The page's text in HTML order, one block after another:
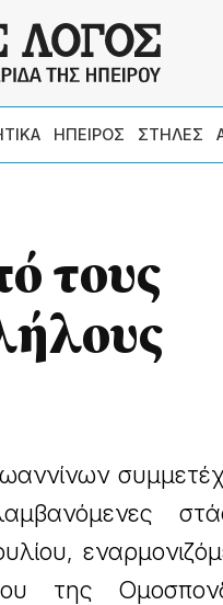
ΗΠΕΙΡΟΣ ΣΤΗΛΕΣ
τους
της